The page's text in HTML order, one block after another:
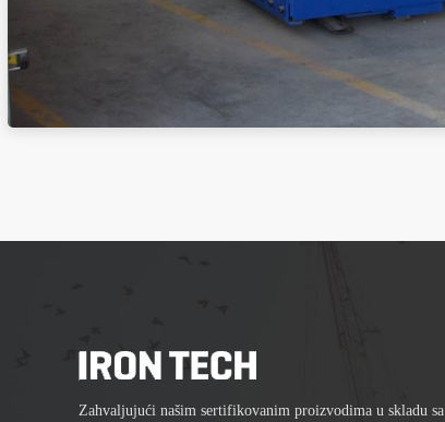
Zahvaljujući našim sertifikovanim proizvodima u skladu sa